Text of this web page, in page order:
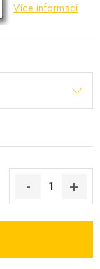
Více informací